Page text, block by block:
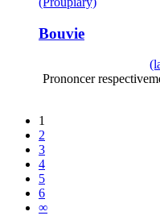
Bouvie
Prononcer
1
2
3
4
5
6
∞